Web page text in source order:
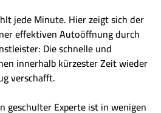
jede Minute. Hier zeigt sich der
effektiven Autoöffnung durch
Die schnelle und
innerhalb kürzester Zeit wieder
verschafft.
geschulter Experte ist in wenigen